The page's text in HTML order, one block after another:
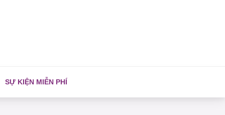
SỰ KIỆN MIỄN PHÍ